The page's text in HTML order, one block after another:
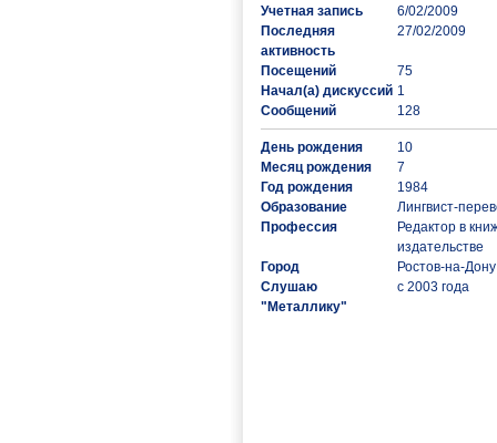
Учетная запись
6/02/2009
Последняя
активность
27/02/2009
Посещений
75
Начал(а) дискуссий 1
Сообщений
128
День рождения
10
Месяц рождения
7
Год рождения
1984
Образование
Лингвист-
Профессия
Редактор в
издательстве
Город
Ростов-на-Дону
Слушаю
"Металлику"
с 2003 года